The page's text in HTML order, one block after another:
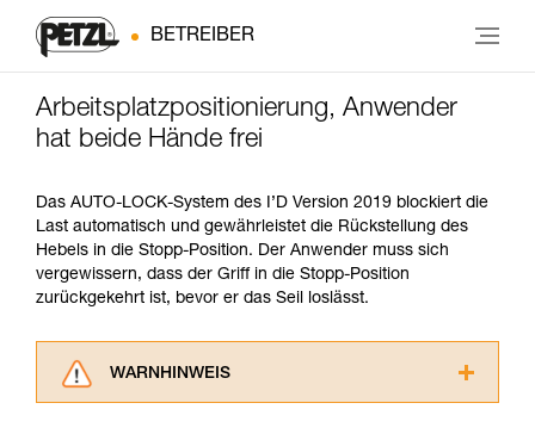
BETREIBER
Arbeitsplatzpositionierung, Anwender
hat beide Hände frei
Das AUTO-LOCK-System des I’D Version 2019 blockiert die
Last automatisch und gewährleistet die Rückstellung des
Hebels in die Stopp-Position. Der Anwender muss sich
vergewissern, dass der Griff in die Stopp-Position
zurückgekehrt ist, bevor er das Seil loslässt.
WARNHINWEIS